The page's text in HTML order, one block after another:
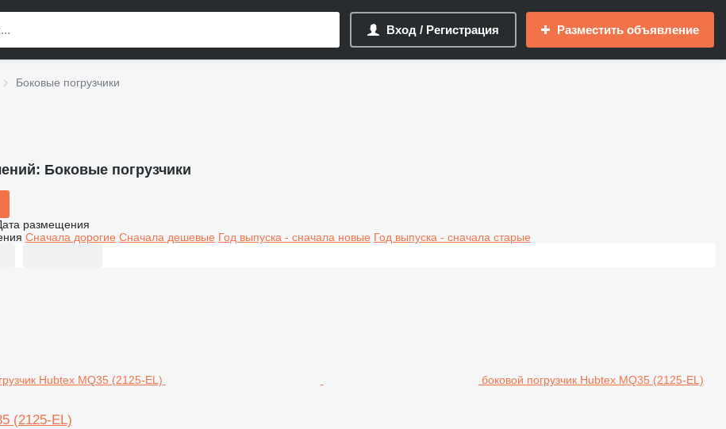
Вход / Регистрация Разместить объявление
Боковые погрузчики
Боковые погрузчики
размещения
Сначала дорогие Сначала дешевые Год выпуска - сначала новые Год выпуска - сначала старые
боковой погрузчик Hubtex MQ35 (2125-EL)
(2125-EL)